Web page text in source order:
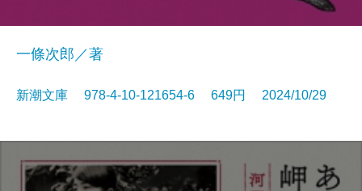
一條次郎／著
新潮文庫 978-4-10-121654-6 649円 2024/10/29